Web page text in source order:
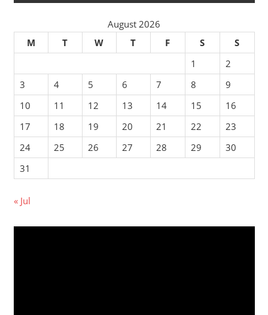
August 2026
M
T W T F S
S
1
2
3
4 5 6 7 8
9
10
11 12 13 14 15
16
17
18 19 20 21 22
23
24
25 26 27 28 29
30
31
« Jul